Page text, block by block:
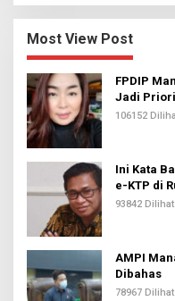
Most View Post
FPDIP
Jadi
106152
Ini Kata
e-KTP di
93842 Dilihat
AMPI
Dibahas
78967 Dilihat